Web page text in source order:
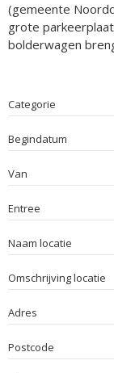
(gemeente
grote
bolderwagen
Categorie
Begindatum
Van
Entree
Naam locatie
Omschrijving locatie
Adres
Postcode